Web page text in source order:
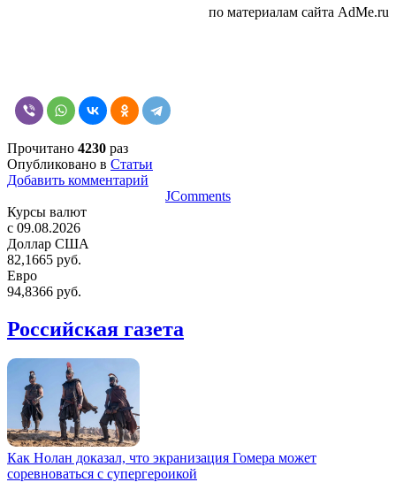
по материалам сайта AdMe.ru
Прочитано 4230 раз
Опубликовано в Статьи
Добавить комментарий
JComments
Курсы валют
c 09.08.2026
Доллар США
82,1665 руб.
Евро
94,8366 руб.
Российская газета
Как Нолан доказал, что экранизация Гомера может
соревноваться с супергероикой